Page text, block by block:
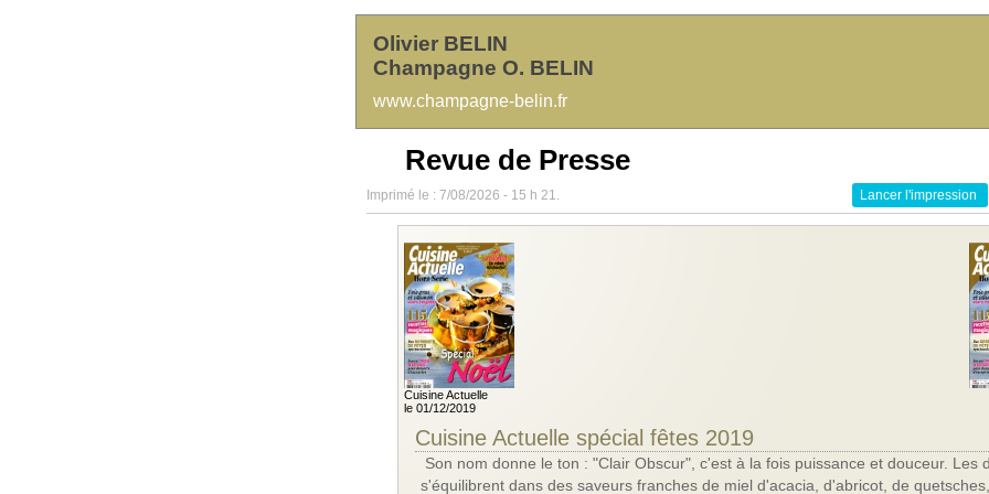
Olivier BELIN
Champagne O. BELIN
www.champagne-belin.fr
Revue de Presse
Imprimé le : 7/08/2026 - 15 h 21. Lancer l'impression
Cuisine Actuelle
le 01/12/2019
Cuisine Actuelle spécial fêtes 2019
Son nom donne le ton : "Clair Obscur", c'est à la fois puissance et douceur. Les
s'équilibrent dans des saveurs franches de miel d'acacia, d'abricot, de